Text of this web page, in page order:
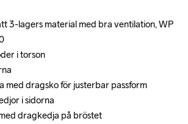
3-lagers material med bra ventilation, WP
i torson
med dragsko för justerbar passform
i sidorna
dragkedja på bröstet
3-lagers material med bra ventilation, WP
i torson
med dragsko för justerbar passform
i sidorna
dragkedja på bröstet